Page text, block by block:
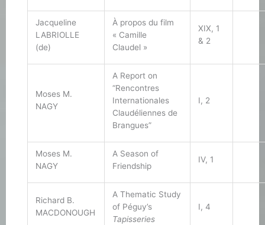
Jacqueline
LABRIOLLE
(de)
À propos du film
« Camille
Claudel »
XIX, 1
& 2
Moses M.
NAGY
A Report on
“Rencontres
Internationales
Claudéliennes de
Brangues”
I, 2
Moses M.
NAGY
A Season of
Friendship
IV, 1
Richard B.
MACDONOUGH
A Thematic Study
of Péguy’s
Tapisseries
I, 4